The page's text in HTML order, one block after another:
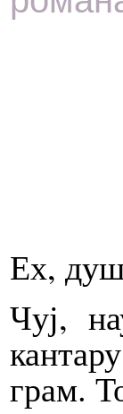
Ех,
Чуј,
грам.